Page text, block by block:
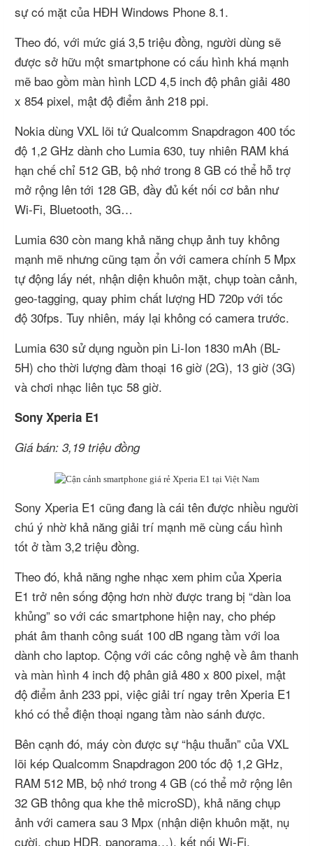
sự có mặt của HĐH Windows Phone 8.1.
Theo đó, với mức giá 3,5 triệu đồng, người dùng sẽ
được sở hữu một smartphone có cấu hình khá mạnh
mẽ bao gồm màn hình LCD 4,5 inch độ phân giải 480
x 854 pixel, mật độ điểm ảnh 218 ppi.
Nokia dùng VXL lõi tứ Qualcomm Snapdragon 400 tốc
độ 1,2 GHz dành cho Lumia 630, tuy nhiên RAM khá
hạn chế chỉ 512 GB, bộ nhớ trong 8 GB có thể hỗ trợ
mở rộng lên tới 128 GB, đầy đủ kết nối cơ bản như
Wi-Fi, Bluetooth, 3G…
Lumia 630 còn mang khả năng chụp ảnh tuy không
mạnh mẽ nhưng cũng tạm ổn với camera chính 5 Mpx
tự động lấy nét, nhận diện khuôn mặt, chụp toàn cảnh,
geo-tagging, quay phim chất lượng HD 720p với tốc
độ 30fps. Tuy nhiên, máy lại không có camera trước.
Lumia 630 sử dụng nguồn pin Li-Ion 1830 mAh (BL-
5H) cho thời lượng đàm thoại 16 giờ (2G), 13 giờ (3G)
và chơi nhạc liên tục 58 giờ.
Sony Xperia E1
Giá bán: 3,19 triệu đồng
Sony Xperia E1 cũng đang là cái tên được nhiều người
chú ý nhờ khả năng giải trí mạnh mẽ cùng cấu hình
tốt ở tầm 3,2 triệu đồng.
Theo đó, khả năng nghe nhạc xem phim của Xperia
E1 trở nên sống động hơn nhờ được trang bị “dàn loa
khủng” so với các smartphone hiện nay, cho phép
phát âm thanh công suất 100 dB ngang tầm với loa
dành cho laptop. Cộng với các công nghệ về âm thanh
và màn hình 4 inch độ phân giả 480 x 800 pixel, mật
độ điểm ảnh 233 ppi, việc giải trí ngay trên Xperia E1
khó có thể điện thoại ngang tầm nào sánh được.
Bên cạnh đó, máy còn được sự “hậu thuẫn” của VXL
lõi kép Qualcomm Snapdragon 200 tốc độ 1,2 GHz,
RAM 512 MB, bộ nhớ trong 4 GB (có thể mở rộng lên
32 GB thông qua khe thẻ microSD), khả năng chụp
ảnh với camera sau 3 Mpx (nhận diện khuôn mặt, nụ
cười, chụp HDR, panorama…), kết nối Wi-Fi,